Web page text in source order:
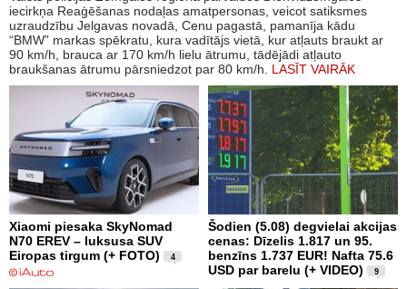
iecirkņa Reaģēšanas nodaļas amatpersonas, veicot satiksmes
uzraudzību Jelgavas novadā, Cenu pagastā, pamanīja kādu
“BMW” markas spēkratu, kura vadītājs vietā, kur atļauts braukt ar
90 km/h, brauca ar 170 km/h lielu ātrumu, tādējādi atļauto
braukšanas ātrumu pārsniedzot par 80 km/h. LASĪT VAIRĀK
Xiaomi piesaka SkyNomad
N70 EREV – luksusa SUV
Eiropas tirgum (+ FOTO)
4
Šodien (5.08) degvielai akcijas
cenas: Dīzelis 1.817 un 95.
benzīns 1.737 EUR! Nafta 75.6
USD par barelu (+ VIDEO)
9